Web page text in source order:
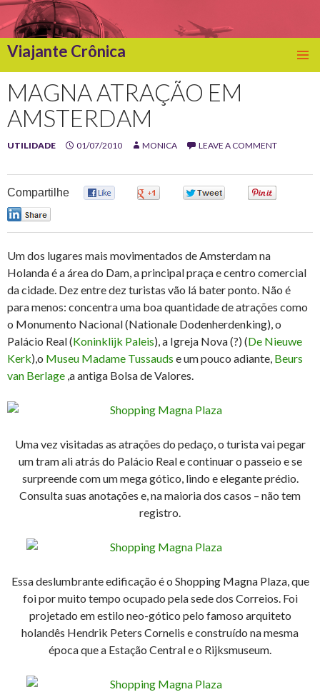
Viajante Crônica
TO
CONTENT
MAGNA ATRAÇÃO EM
AMSTERDAM
UTILIDADE 01/07/2010 MONICA LEAVE A COMMENT
Compartilhe
Um dos lugares mais movimentados de Amsterdam na
Holanda é a área do Dam, a principal praça e centro comercial
da cidade. Dez entre dez turistas vão lá bater ponto. Não é
para menos: concentra uma boa quantidade de atrações como
o Monumento Nacional (Nationale Dodenherdenking), o
Palácio Real (Koninklijk Paleis), a Igreja Nova (?) (De Nieuwe
Kerk),o Museu Madame Tussauds e um pouco adiante, Beurs
van Berlage ,a antiga Bolsa de Valores.
Uma vez visitadas as atrações do pedaço, o turista vai pegar
um tram ali atrás do Palácio Real e continuar o passeio e se
surpreende com um mega gótico, lindo e elegante prédio.
Consulta suas anotações e, na maioria dos casos – não tem
registro.
Essa deslumbrante edificação é o Shopping Magna Plaza, que
foi por muito tempo ocupado pela sede dos Correios. Foi
projetado em estilo neo-gótico pelo famoso arquiteto
holandês Hendrik Peters Cornelis e construído na mesma
época que a Estação Central e o Rijksmuseum.